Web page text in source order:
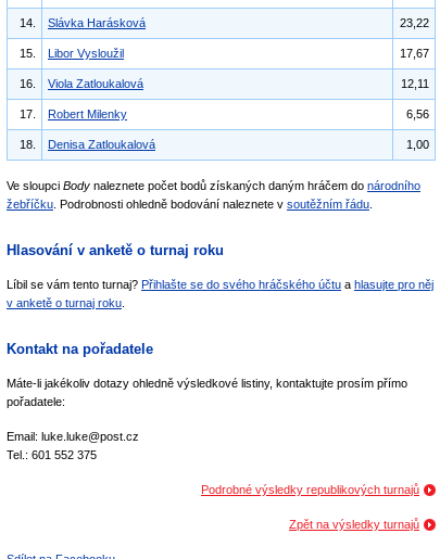
14. Slávka Harásková 23,22
15. Libor Vysloužil 17,67
16. Viola Zatloukalová 12,11
17. Robert Milenky 6,56
18. Denisa Zatloukalová 1,00
Ve sloupci Body naleznete počet bodů získaných daným hráčem do národního
žebříčku . Podrobnosti ohledně bodování naleznete v soutěžním řádu
Hlasování v anketě o turnaj roku
Líbil se vám tento turnaj? Přihlašte se do svého hráčského účtu a hlasujte pro něj
v anketě o turnaj roku
Kontakt na pořadatele
Máte-li jakékoliv dotazy ohledně výsledkové listiny, kontaktujte prosím přímo
pořadatele:
Email: luke.luke@post.cz
Tel.: 601 552 375
Podrobné výsledky republikových turnajů
Zpět na výsledky turnajů